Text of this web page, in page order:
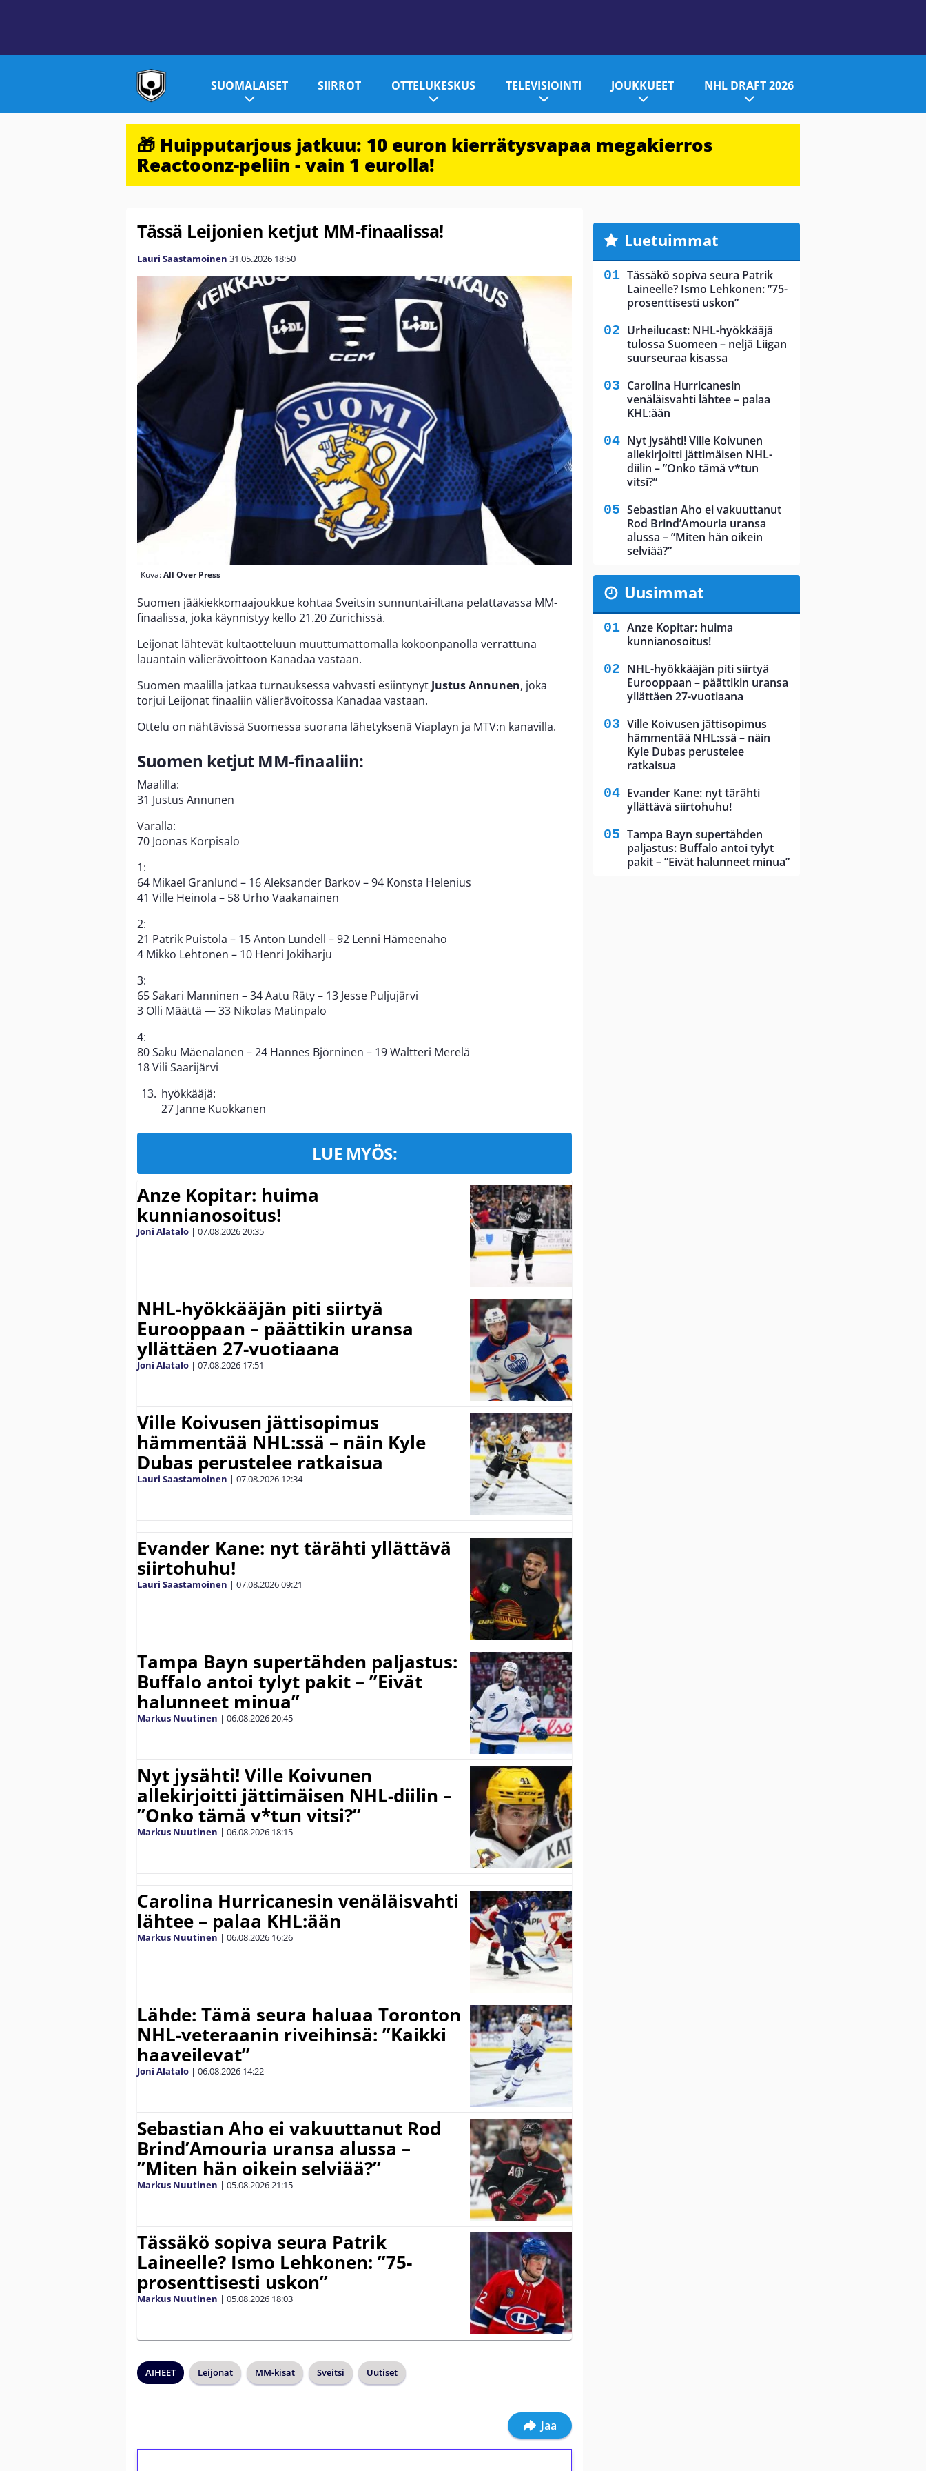
SUOMALAISET SIIRROT OTTELUKESKUS TELEVISIOINTI JOUKKUEET NHL DRAFT 2026
🎁 Huipputarjous jatkuu: 10 euron kierrätysvapaa megakierros
Reactoonz-peliin - vain 1 eurolla!
Tässä Leijonien ketjut MM-finaalissa!
Lauri Saastamoinen 31.05.2026 18:50
Kuva:All Over Press
Suomen jääkiekkomaajoukkue kohtaa Sveitsin sunnuntai-iltana pelattavassa MM-
finaalissa, joka käynnistyy kello 21.20 Zürichissä.
Leijonat lähtevät kultaotteluun muuttumattomalla kokoonpanolla verrattuna
lauantain välierävoittoon Kanadaa vastaan.
Suomen maalilla jatkaa turnauksessa vahvasti esiintynyt Justus Annunen, joka
torjui Leijonat finaaliin välierävoitossa Kanadaa vastaan.
Ottelu on nähtävissä Suomessa suorana lähetyksenä Viaplayn ja MTV:n kanavilla.
Suomen ketjut MM-finaaliin:
Maalilla:
31 Justus Annunen
Varalla:
70 Joonas Korpisalo
1:
64 Mikael Granlund – 16 Aleksander Barkov – 94 Konsta Helenius
41 Ville Heinola – 58 Urho Vaakanainen
2:
21 Patrik Puistola – 15 Anton Lundell – 92 Lenni Hämeenaho
4 Mikko Lehtonen – 10 Henri Jokiharju
3:
65 Sakari Manninen – 34 Aatu Räty – 13 Jesse Puljujärvi
3 Olli Määttä — 33 Nikolas Matinpalo
4:
80 Saku Mäenalanen – 24 Hannes Björninen – 19 Waltteri Merelä
18 Vili Saarijärvi
hyökkääjä:
27 Janne Kuokkanen
LUE MYÖS:
Anze Kopitar: huima
kunnianosoitus!
Joni Alatalo | 07.08.202620:35
NHL-hyökkääjän piti siirtyä
Eurooppaan – päättikin uransa
yllättäen 27-vuotiaana
Joni Alatalo | 07.08.2026 17:51
Ville Koivusen jättisopimus
hämmentää NHL:ssä – näin Kyle
Dubas perustelee ratkaisua
Lauri Saastamoinen | 07.08.2026 12:34
Evander Kane: nyt tärähti yllättävä
siirtohuhu!
Lauri Saastamoinen | 07.08.202609:21
Tampa Bayn supertähden paljastus:
Buffalo antoi tylyt pakit – ”Eivät
halunneet minua”
Markus Nuutinen | 06.08.202620:45
Nyt jysähti! Ville Koivunen
allekirjoitti jättimäisen NHL-diilin –
”Onko tämä v*tun vitsi?”
Markus Nuutinen | 06.08.2026 18:15
Carolina Hurricanesin venäläisvahti
lähtee – palaa KHL:ään
Markus Nuutinen | 06.08.2026 16:26
Lähde: Tämä seura haluaa Toronton
NHL-veteraanin riveihinsä: ”Kaikki
haaveilevat”
Joni Alatalo | 06.08.2026 14:22
Sebastian Aho ei vakuuttanut Rod
Brind’Amouria uransa alussa –
”Miten hän oikein selviää?”
Markus Nuutinen | 05.08.202621:15
Tässäkö sopiva seura Patrik
Laineelle? Ismo Lehkonen: ”75-
prosenttisesti uskon”
Markus Nuutinen | 05.08.2026 18:03
AIHEET Leijonat MM-kisat Sveitsi Uutiset
Jaa
Luetuimmat
Tässäkö sopiva seura Patrik
Laineelle? Ismo Lehkonen: ”75-
prosenttisesti uskon”
Urheilucast: NHL-hyökkääjä
tulossa Suomeen – neljä Liigan
suurseuraa kisassa
Carolina Hurricanesin
venäläisvahti lähtee – palaa
KHL:ään
Nyt jysähti! Ville Koivunen
allekirjoitti jättimäisen NHL-
diilin – ”Onko tämä v*tun
vitsi?”
Sebastian Aho ei vakuuttanut
Rod Brind’Amouria uransa
alussa – ”Miten hän oikein
selviää?”
Uusimmat
Anze Kopitar: huima
kunnianosoitus!
NHL-hyökkääjän piti siirtyä
Eurooppaan – päättikin uransa
yllättäen 27-vuotiaana
Ville Koivusen jättisopimus
hämmentää NHL:ssä – näin
Kyle Dubas perustelee
ratkaisua
Evander Kane: nyt tärähti
yllättävä siirtohuhu!
Tampa Bayn supertähden
paljastus: Buffalo antoi tylyt
pakit – ”Eivät halunneet minua”